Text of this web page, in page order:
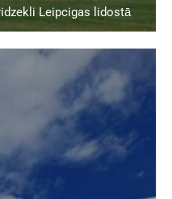
Leipcigas lidostā